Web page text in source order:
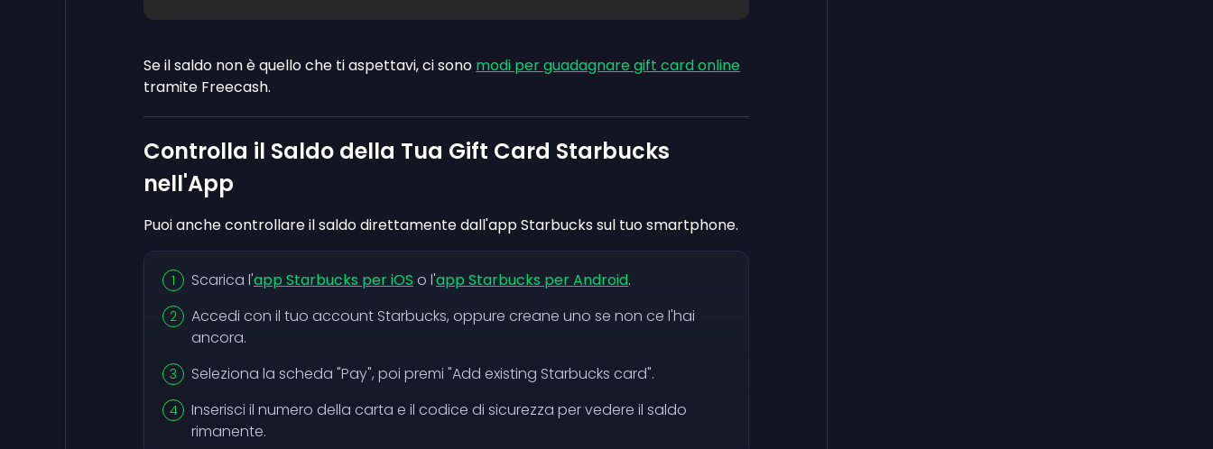
Se il saldo non è quello che ti aspettavi, ci sono modi per guadagnare gift card online
tramite Freecash.
Controlla il Saldo della Tua Gift Card Starbucks
nell'App
Puoi anche controllare il saldo direttamente dall'app Starbucks sul tuo smartphone.
Scarica l'app Starbucks per iOS o l'app Starbucks per Android.
Accedi con il tuo account Starbucks, oppure creane uno se non ce l'hai
ancora.
Seleziona la scheda "Pay", poi premi "Add existing Starbucks card".
Inserisci il numero della carta e il codice di sicurezza per vedere il saldo
rimanente.